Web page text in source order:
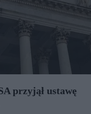
przyjął ustawę